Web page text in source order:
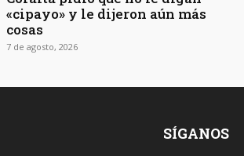
«cipayo» y le dijeron aún más
cosas
7 de agosto, 2026
SÍGANOS